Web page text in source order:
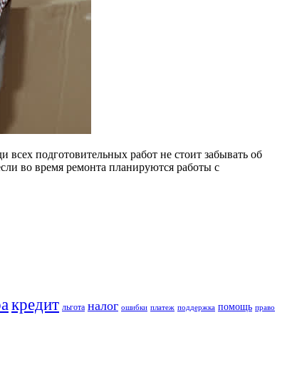
подготовительных работ не стоит забывать об
во время ремонта планируются работы с
кредит льгота налог ошибки платеж поддержка помощь право